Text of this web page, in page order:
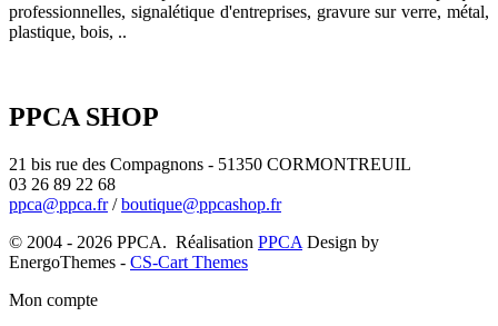
professionnelles, signalétique d'entreprises, gravure sur verre, métal,
plastique, bois, ..
PPCA SHOP
21 bis rue des Compagnons - 51350 CORMONTREUIL
03 26 89 22 68
ppca@ppca.fr/boutique@ppcashop.fr
© 2004 - 2026 PPCA. Réalisation PPCA Design by
EnergoThemes - CS-Cart Themes
Mon compte